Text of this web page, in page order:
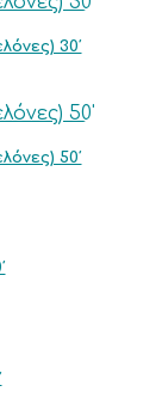
30′
50′